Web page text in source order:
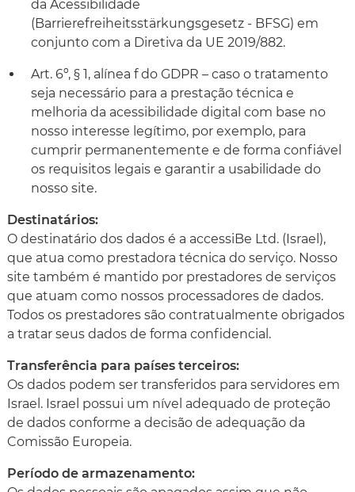
da Acessibilidade
(Barrierefreiheitsstärkungsgesetz - BFSG) em
conjunto com a Diretiva da UE 2019/882.
Art. 6º, § 1, alínea f do GDPR – caso o tratamento
seja necessário para a prestação técnica e
melhoria da acessibilidade digital com base no
nosso interesse legítimo, por exemplo, para
cumprir permanentemente e de forma confiável
os requisitos legais e garantir a usabilidade do
nosso site.
Destinatários:
O destinatário dos dados é a accessiBe Ltd. (Israel),
que atua como prestadora técnica do serviço. Nosso
site também é mantido por prestadores de serviços
que atuam como nossos processadores de dados.
Todos os prestadores são contratualmente obrigados
a tratar seus dados de forma confidencial.
Transferência para países terceiros:
Os dados podem ser transferidos para servidores em
Israel. Israel possui um nível adequado de proteção
de dados conforme a decisão de adequação da
Comissão Europeia.
Período de armazenamento: